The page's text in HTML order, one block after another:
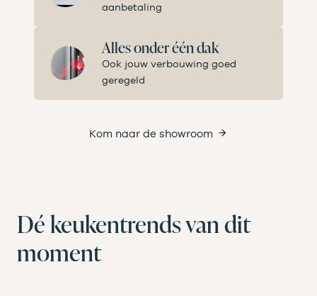
aanbetaling
Alles onder één dak
Ook jouw verbouwing goed
geregeld
Kom naar de showroom
Dé keukentrends van dit
moment